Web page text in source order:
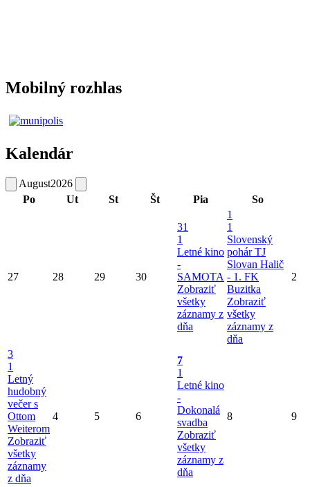
Mobilný rozhlas
Kalendár
August2026
Po
Ut St Št Pia So
27 28 29 30
31
1
Letné kino
-
SAMOTA
Zobraziť
všetky
záznamy z
dňa
1
1
Slovenský
pohár TJ
Slovan Halič
- 1. FK
Buzitka
Zobraziť
všetky
záznamy z
dňa
2
3
1
Letný
hudobný
večer s
Ottom
Weiterom
Zobraziť
všetky
záznamy
z dňa
4 5 6
7
1
Letné kino
-
Dokonalá
svadba
Zobraziť
všetky
záznamy z
dňa
8 9